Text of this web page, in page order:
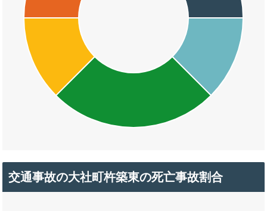
交通事故の大社町杵築東の死亡事故割合